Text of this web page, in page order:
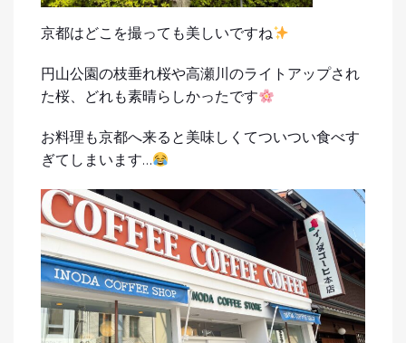
京都はどこを撮っても美しいですね
円山公園の枝垂れ桜や高瀬川のライトアップされ
た桜、どれも素晴らしかったです
お料理も京都へ来ると美味しくてついつい食べす
ぎてしまいます…